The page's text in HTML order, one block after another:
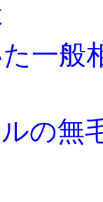
一般
の無